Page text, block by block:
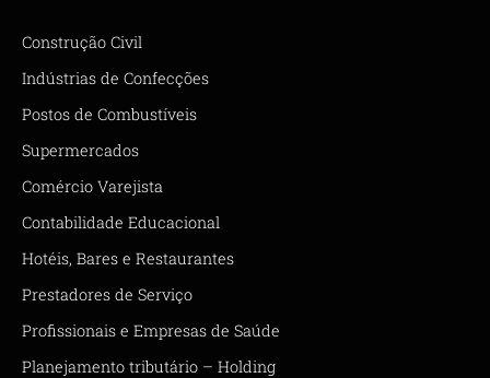
Construção Civil
Indústrias de Confecções
Postos de Combustíveis
Supermercados
Comércio Varejista
Contabilidade Educacional
Hotéis, Bares e Restaurantes
Prestadores de Serviço
Profissionais e Empresas de Saúde
Planejamento tributário – Holding